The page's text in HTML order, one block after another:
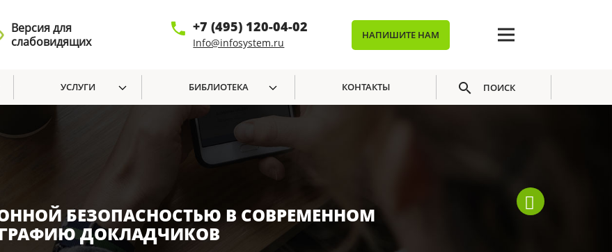
Версия для
слабовидящих
+7 (495) 120-04-02
Info@infosystem.ru
НАПИШИТЕ НАМ
УСЛУГИ БИБЛИОТЕКА КОНТАКТЫ ПОИСК
БЕЗОПАСНОСТЬЮ В СОВРЕМЕННОМ
ДОКЛАДЧИКОВ